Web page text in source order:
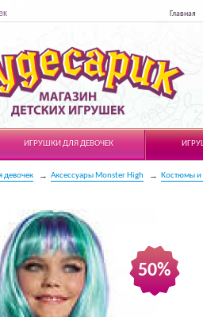
Главная
ИГРУШКИ ДЛЯ ДЕВОЧЕК
девочек Аксессуары Monster High Костюмы и
50%